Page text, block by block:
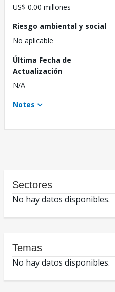
US$ 0.00 millones
Riesgo ambiental y social
No aplicable
Última Fecha de
Actualización
N/A
Notes
Sectores
No hay datos disponibles.
Temas
No hay datos disponibles.